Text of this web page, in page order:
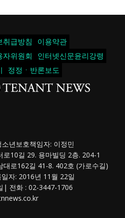
취급방침
이용약관
자위원회
인터넷신문윤리강령
정정ㆍ반론보도
년보호책임자: 이정민
10길 29. 용마빌딩 2층. 204-1
로162길 41-8. 402호 (가로수길)
자: 2016년 11월 22일
| 전화 : 02-3447-1706